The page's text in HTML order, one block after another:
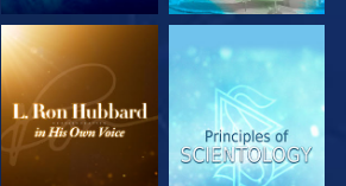
UTFORSKA
SERIEN
UTFORSKA
SERIEN